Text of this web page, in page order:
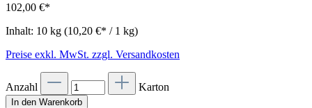
102,00 €*
Inhalt: 10 kg (10,20 €* / 1 kg)
Preise exkl. MwSt. zzgl. Versandkosten
Anzahl Karton
In den Warenkorb